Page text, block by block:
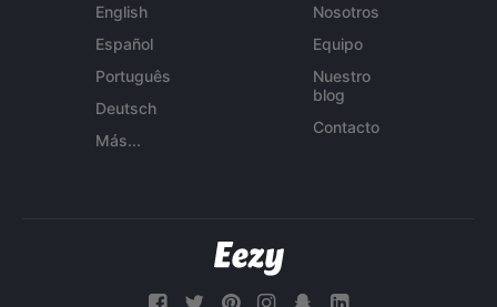
English
Español
Português
Deutsch
Más...
Nosotros
Equipo
Nuestro
blog
Contacto